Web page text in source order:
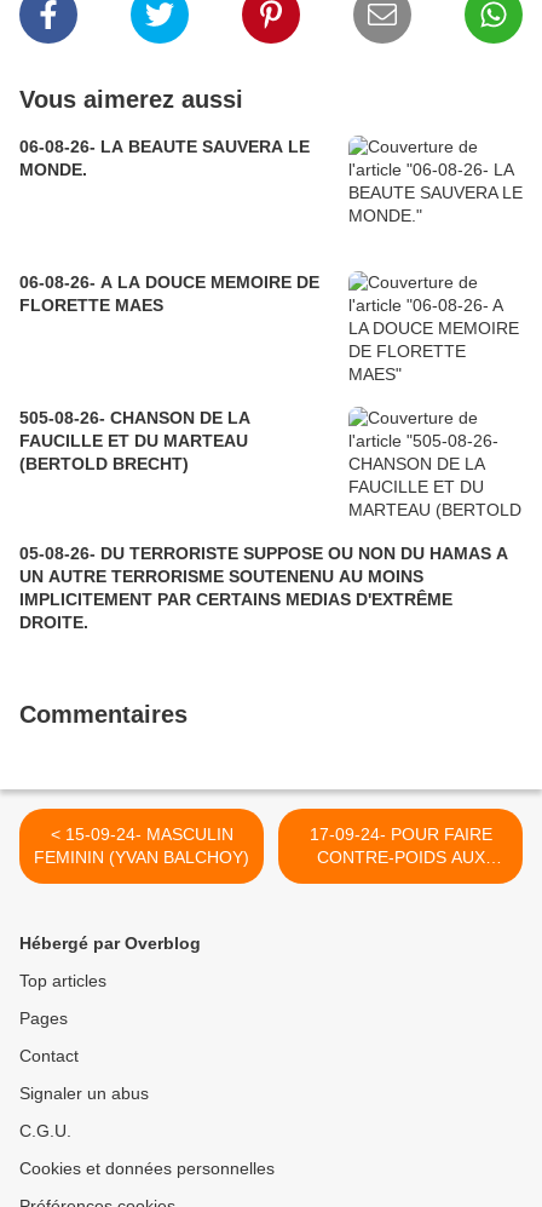
Vous aimerez aussi
06-08-26- LA BEAUTE SAUVERA LE
MONDE.
06-08-26- A LA DOUCE MEMOIRE DE
FLORETTE MAES
505-08-26- CHANSON DE LA
FAUCILLE ET DU MARTEAU
(BERTOLD BRECHT)
05-08-26- DU TERRORISTE SUPPOSE OU NON DU HAMAS A
UN AUTRE TERRORISME SOUTENENU AU MOINS
IMPLICITEMENT PAR CERTAINS MEDIAS D'EXTRÊME
DROITE.
Commentaires
< 15-09-24- MASCULIN
FEMININ (YVAN BALCHOY)
17-09-24- POUR FAIRE
CONTRE-POIDS AUX
MENSONGES DE NOS
Hébergé par Overblog
Top articles
Pages
Contact
Signaler un abus
C.G.U.
Cookies et données personnelles